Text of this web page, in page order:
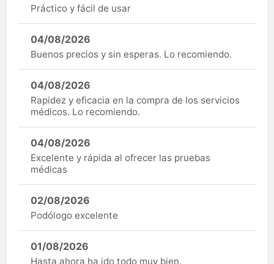
Práctico y fácil de usar
04/08/2026
Buenos precios y sin esperas. Lo recomiendo.
04/08/2026
Rapidez y eficacia en la compra de los servicios
médicos. Lo recomiendo.
04/08/2026
Excelente y rápida al ofrecer las pruebas
médicas
02/08/2026
Podólogo excelente
01/08/2026
Hasta ahora ha ido todo muy bien.